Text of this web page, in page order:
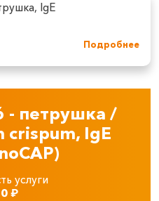
IgE
Подробнее
- петрушка /
crispum, IgE
услуги
₽